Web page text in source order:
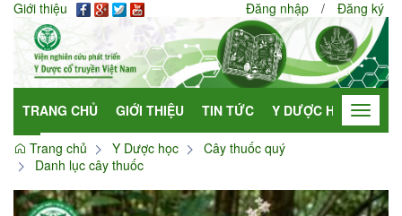
Giới thiệu Đăng nhập / Đăng ký
TRANG CHỦ GIỚI THIỆU TIN TỨC Y DƯỢC HỌC Toggle
Trang chủ
Y Dược học
Cây thuốc quý
Danh lục cây thuốc